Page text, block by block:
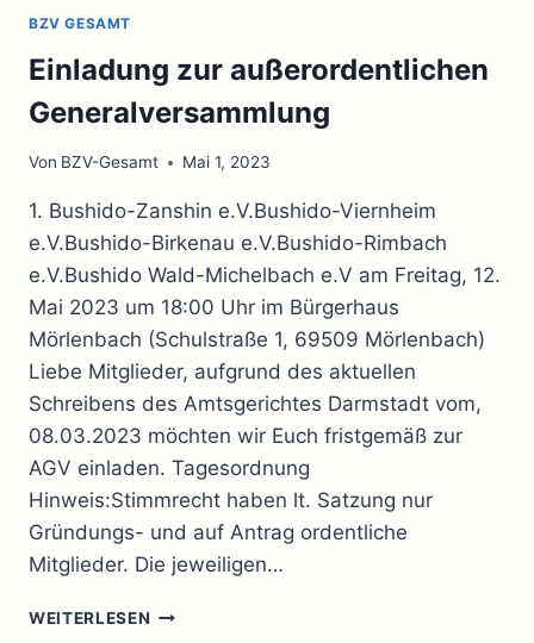
BZV GESAMT
Einladung zur außerordentlichen
Generalversammlung
Von BZV-Gesamt Mai 1, 2023
1. Bushido-Zanshin e.V.Bushido-Viernheim
e.V.Bushido-Birkenau e.V.Bushido-Rimbach
e.V.Bushido Wald-Michelbach e.V am Freitag, 12.
Mai 2023 um 18:00 Uhr im Bürgerhaus
Mörlenbach (Schulstraße 1, 69509 Mörlenbach)
Liebe Mitglieder, aufgrund des aktuellen
Schreibens des Amtsgerichtes Darmstadt vom,
08.03.2023 möchten wir Euch fristgemäß zur
AGV einladen. Tagesordnung
Hinweis:Stimmrecht haben lt. Satzung nur
Gründungs- und auf Antrag ordentliche
Mitglieder. Die jeweiligen…
WEITERLESEN EINLADUNG